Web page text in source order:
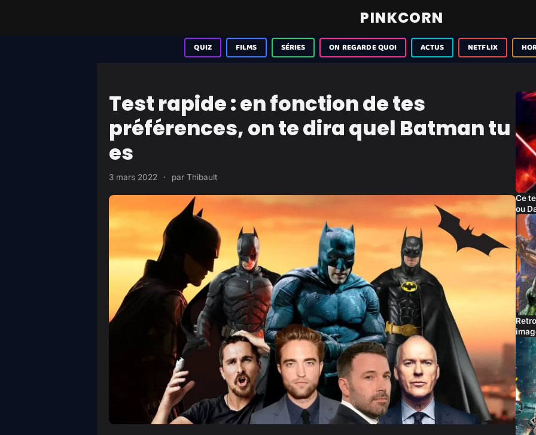
PINKCORN
QUIZ FILMS SÉRIES ON REGARDE QUOI ACTUS NETFLIX
Test rapide : en fonction de tes
préférences, on te dira quel Batman tu
es
3 mars 2022 · par Thibault
Ce
ou